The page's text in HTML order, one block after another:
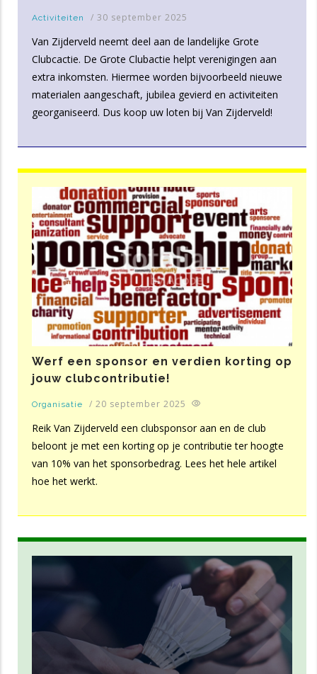
Activiteiten / 30 september 2025
Van Zijderveld neemt deel aan de landelijke Grote
Clubcactie. De Grote Clubactie helpt verenigingen aan
extra inkomsten. Hiermee worden bijvoorbeeld nieuwe
materialen aangeschaft, jubilea gevierd en activiteiten
georganiseerd. Dus koop uw loten bij Van Zijderveld!
Werf een sponsor en verdien korting op
jouw clubcontributie!
Organisatie / 20 september 2025
Reik Van Zijderveld een clubsponsor aan en de club
beloont je met een korting op je contributie ter hoogte
van 10% van het sponsorbedrag. Lees het hele artikel
hoe het werkt.